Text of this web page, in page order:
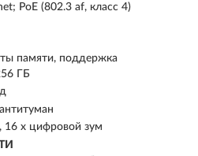
PoE (802.3 af, класс 4)
памяти, поддержка
ГБ
16 х цифровой зум